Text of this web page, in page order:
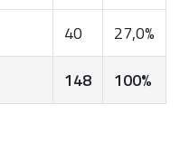
40
27,0%
148 100%